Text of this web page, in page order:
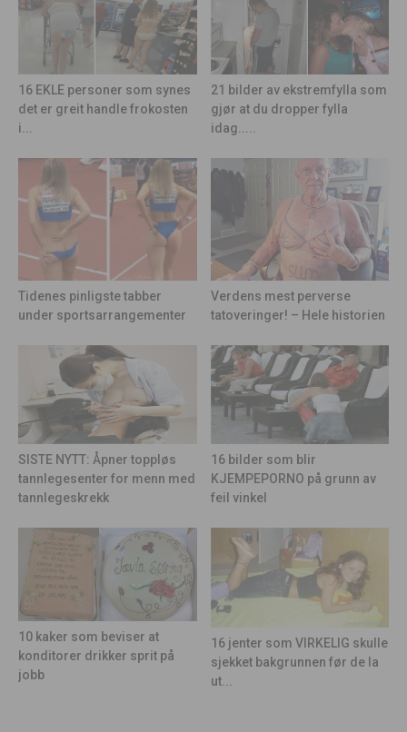
16 EKLE personer som synes
det er greit handle frokosten
i...
21 bilder av ekstremfylla som
gjør at du dropper fylla
idag.....
Tidenes pinligste tabber
under sportsarrangementer
Verdens mest perverse
tatoveringer! – Hele historien
SISTE NYTT: Åpner toppløs
tannlegesenter for menn med
tannlegeskrekk
16 bilder som blir
KJEMPEPORNO på grunn av
feil vinkel
10 kaker som beviser at
konditorer drikker sprit på
jobb
16 jenter som VIRKELIG skulle
sjekket bakgrunnen før de la
ut...